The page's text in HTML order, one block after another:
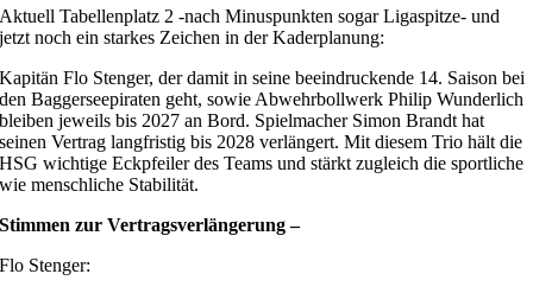
Aktuell Tabellenplatz 2 -nach Minuspunkten sogar Ligaspitze- und
jetzt noch ein starkes Zeichen in der Kaderplanung:
Kapitän Flo Stenger, der damit in seine beeindruckende 14. Saison bei
den Baggerseepiraten geht, sowie Abwehrbollwerk Philip Wunderlich
bleiben jeweils bis 2027 an Bord. Spielmacher Simon Brandt hat
seinen Vertrag langfristig bis 2028 verlängert. Mit diesem Trio hält die
HSG wichtige Eckpfeiler des Teams und stärkt zugleich die sportliche
wie menschliche Stabilität.
Stimmen zur Vertragsverlängerung –
Flo Stenger: